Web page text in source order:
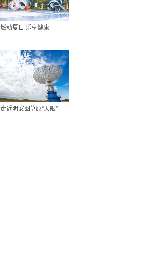
燃动夏日 乐享健康
走近明安图草原“天眼”